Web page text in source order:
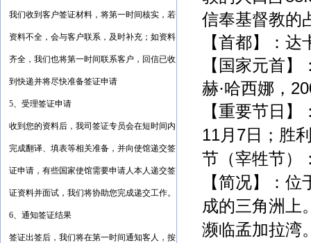
我们收到客户签证材料，将第一时间核实，若
资料不全，会与客户联系，及时补充；如资料
齐全，我们也将第一时间联系客户，回信已收
到快递并将尽快准备签证申请
5、受理签证申请
收到您的资料后，我司签证专员会在短时间内
完成翻译、填表等相关准备，并向使馆递交签
证申请，有些国家使馆需要申请人本人递交签
证资料并面试，我们将协助您完成递交工作。
6、通知签证结果
签证出签后，我们将在第一时间通知客人，按
信奉基督教的
【首都】：达
【国家元首
赫·哈西娜，
【重要节日
11月 7日；胜
节（宰牲节）
【简况】：
成的三角洲上
濒临孟加拉湾